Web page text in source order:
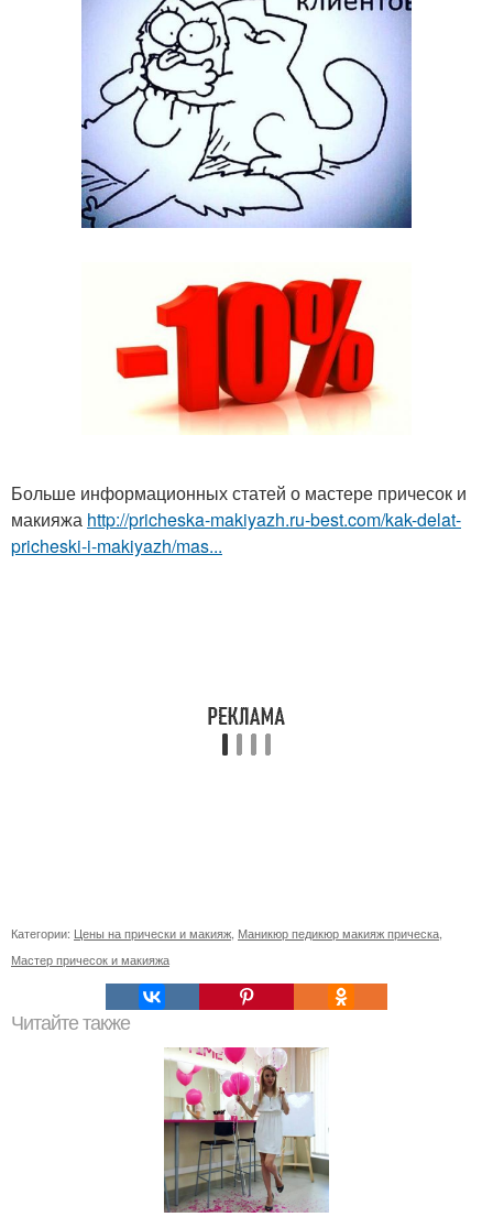
Больше информационных статей о мастере причесок и
макияжа http://pricheska-makiyazh.ru-best.com/kak-delat-
pricheski-i-makiyazh/mas...
Категории: Цены на прически и макияж Маникюр педикюр макияж прическа
Мастер причесок и макияжа
Читайте также